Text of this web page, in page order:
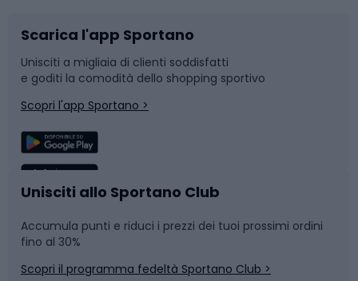
Bushcraft
Corsa
Sport di squadra
Caschi da ciclismo
Skitouring
Slitte e slittini
Snowboard
Camminata nordica
Nuoto
Pattinaggio
Scarica l'app Sportano
Unisciti a migliaia di clienti soddisfatti
e goditi la comodità dello shopping sportivo
Scopri l'app Sportano >
Unisciti allo Sportano Club
Accumula punti e riduci i prezzi dei tuoi prossimi ordini
fino al 30%
Scopri il programma fedeltà Sportano Club >